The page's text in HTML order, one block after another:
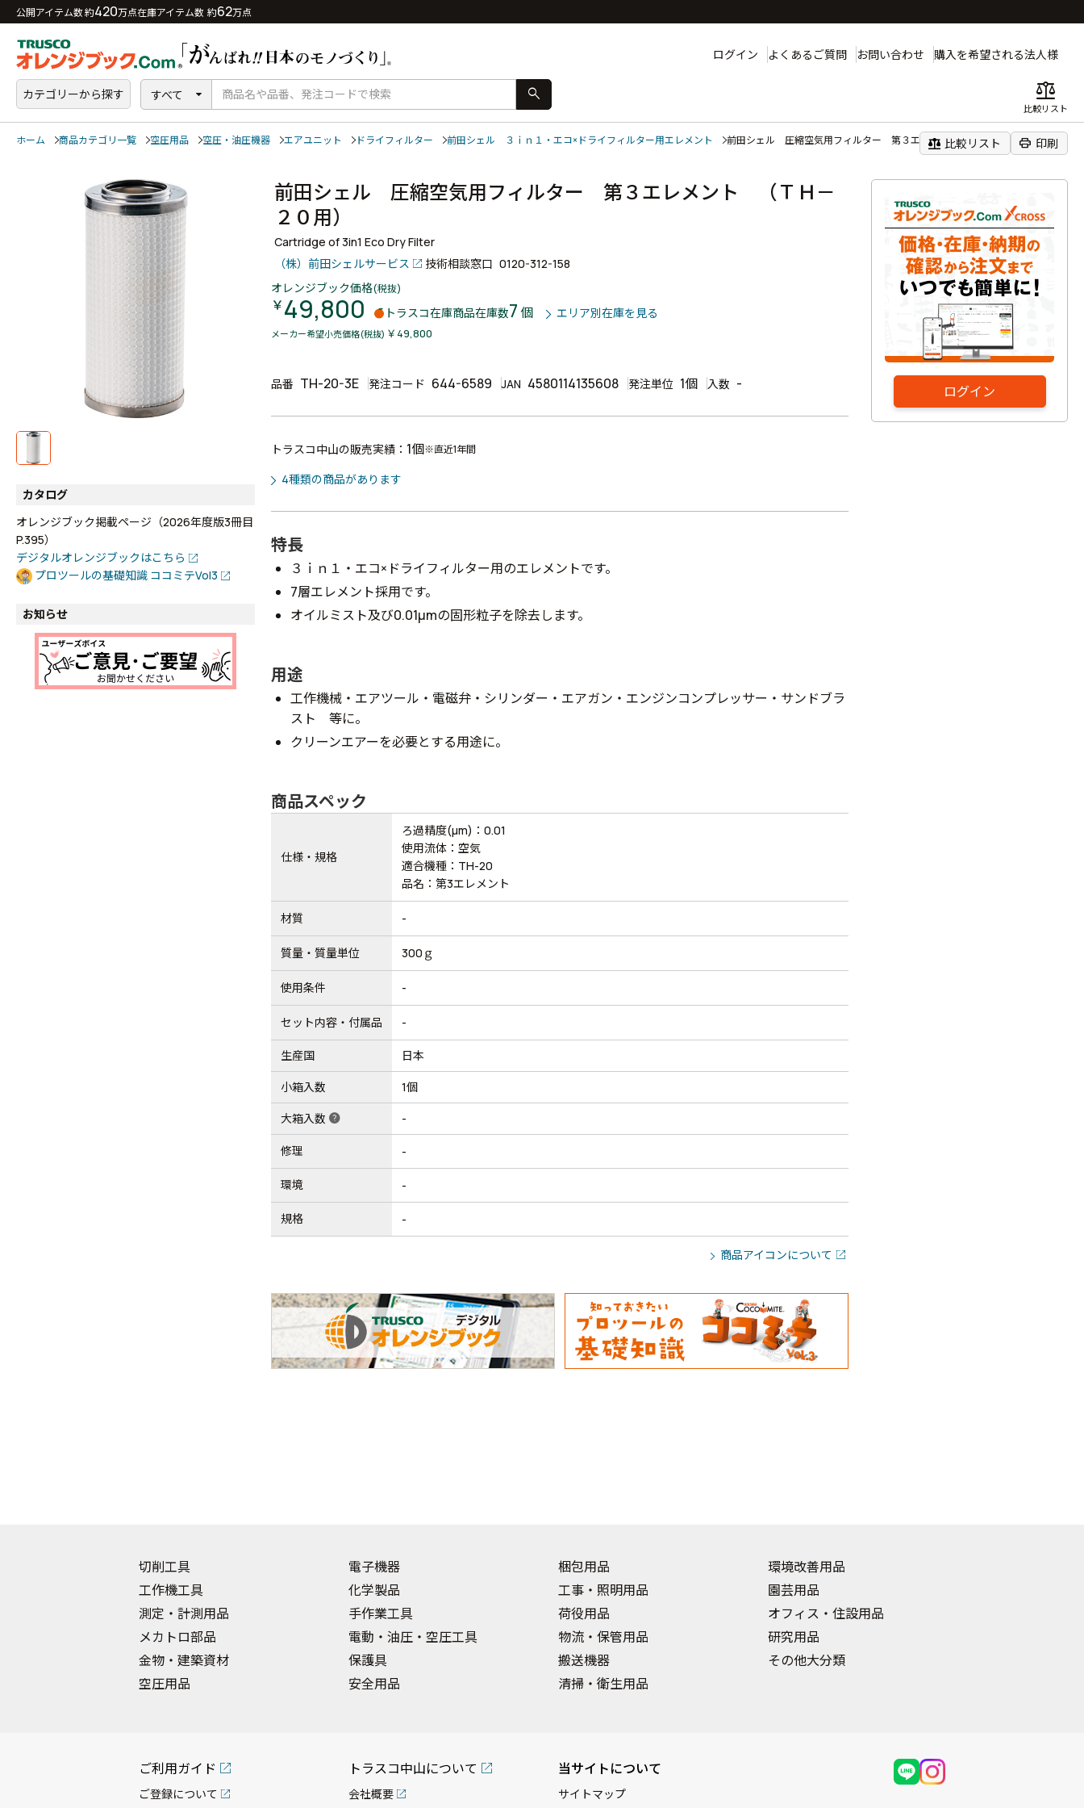
公開アイテム数 約420万点在庫アイテム数 約62万点
ログイン よくあるご質問 お問い合わせ 購入を希望される法人様
カテゴリーから探す すべて search balance
比較リスト
ホーム 商品カテゴリ一覧 空圧用品 空圧・油圧機器 エアユニット ドライフィルター 前田シェル ３ｉｎ１・エコ×ドライフィルター用エレメント 前田シェル 圧縮空気用フィルター 第３エレメント （ＴＨ－２０用）
balance 比較リスト print 印刷
ログイン
カタログ
オレンジブック掲載ページ（2026年度版3冊目
P.395）
デジタルオレンジブックはこちら
プロツールの基礎知識 ココミテVol3
お知らせ
前田シェル 圧縮空気用フィルター 第３エレメント （ＴＨ－
２０用）
Cartridge of 3in1 Eco Dry Filter
（株）前田シェルサービス
技術相談窓口 0120-312-158
オレンジブック価格(税抜)
￥49,800 トラスコ在庫商品在庫数7 個 エリア別在庫を見る
メーカー希望小売価格(税抜) ￥49,800
品番 TH-20-3E 発注コード 644-6589 JAN 4580114135608 発注単位 1個 入数 -
トラスコ中山の販売実績： 1個※直近1年間
4種類の商品があります
特長
３ｉｎ１・エコ×ドライフィルター用のエレメントです。
7層エレメント採用です。
オイルミスト及び0.01μmの固形粒子を除去します。
用途
工作機械・エアツール・電磁弁・シリンダー・エアガン・エンジンコンプレッサー・サンドブラ
スト 等に。
クリーンエアーを必要とする用途に。
商品スペック
仕様・規格
ろ過精度(μm)：0.01
使用流体：空気
適合機種：TH-20
品名：第3エレメント
材質 -
質量・質量単位 300ｇ
使用条件 -
セット内容・付属品 -
生産国 日本
小箱入数 1個
大箱入数 help -
修理 -
環境 -
規格 -
商品アイコンについて
切削工具
工作機工具
測定・計測用品
メカトロ部品
金物・建築資材
空圧用品
電子機器
化学製品
手作業工具
電動・油圧・空圧工具
保護具
安全用品
梱包用品
工事・照明用品
荷役用品
物流・保管用品
搬送機器
清掃・衛生用品
環境改善用品
園芸用品
オフィス・住設用品
研究用品
その他大分類
ご利用ガイド
ご登録について
トラスコ中山について
会社概要
当サイトについて
サイトマップ